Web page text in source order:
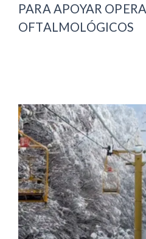
PARA APOYAR
OFTALMOLÓGICOS